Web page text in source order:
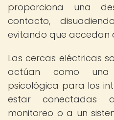
proporciona una
contacto,
evitando que accedan
Las cercas eléctricas
actúan como
psicológica para los
estar
monitoreo o a un